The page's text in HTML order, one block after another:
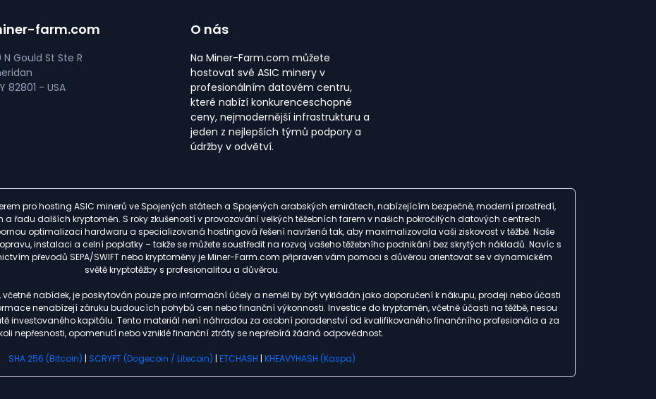
farm.com
N Gould St Ste R
82801 - USA
O nás
Na Miner-Farm.com můžete
hostovat své ASIC minery v
profesionálním datovém centru,
které nabízí konkurenceschopné
ceny, nejmodernější infrastrukturu a
jeden z nejlepších týmů podpory a
údržby v odvětví.
pro hosting ASIC minerů ve Spojených státech a Spojených arabských emirátech, nabízejícím bezpečné, moderní prostředí,
a řadu dalších kryptoměn. S roky zkušeností v provozování velkých těžebních farem v našich pokročilých datových centrech
optimalizaci hardwaru a specializovaná hostingová řešení navržená tak, aby maximalizovala vaši ziskovost v těžbě. Naše
instalaci a celní poplatky – takže se můžete soustředit na rozvoj vašeho těžebního podnikání bez skrytých nákladů. Navíc s
převodů SEPA/SWIFT nebo kryptoměny je Miner-Farm.com připraven vám pomoci s důvěrou orientovat se v dynamickém
světě kryptotěžby s profesionalitou a důvěrou.
nabídek, je poskytován pouze pro informační účely a neměl by být vykládán jako doporučení k nákupu, prodeji nebo účasti
nenabízejí záruku budoucích pohybů cen nebo finanční výkonnosti. Investice do kryptoměn, včetně účasti na těžbě, nesou
investovaného kapitálu. Tento materiál není náhradou za osobní poradenství od kvalifikovaného finančního profesionála a za
nepřesnosti, opomenutí nebo vzniklé finanční ztráty se nepřebírá žádná odpovědnost.
SHA 256 (Bitcoin) | SCRYPT (Dogecoin / Litecoin) | ETCHASH | KHEAVYHASH (Kaspa)